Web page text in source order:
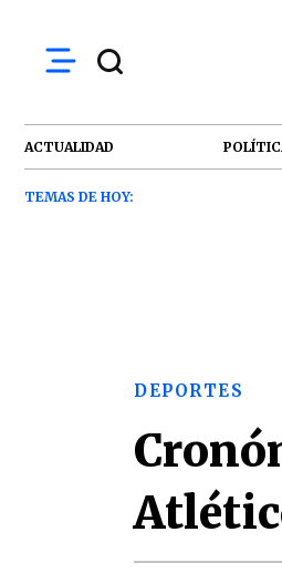
ACTUALIDAD
TEMAS DE HOY:
DEPORTES